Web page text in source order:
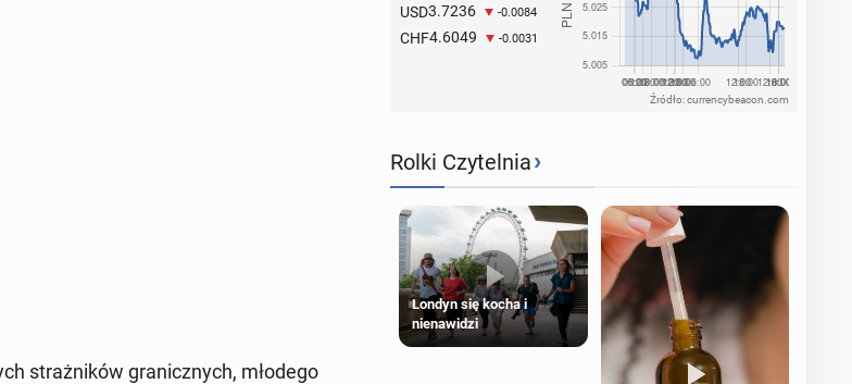
straż­ni­ków gra­nicz­nych, młodego
USD3.7236 -0.0084
CHF4.6049 -0.0031
Źródło: currencybeacon.com
Rolki Czytelnia›
Londyn się kocha i
nienawidzi